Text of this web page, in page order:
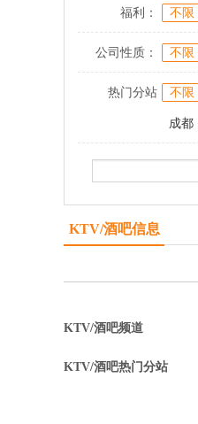
福利： 不限
公司性质： 不限
热门分站 不限
成都
KTV/酒吧信息
KTV/酒吧频道
KTV/酒吧热门分站